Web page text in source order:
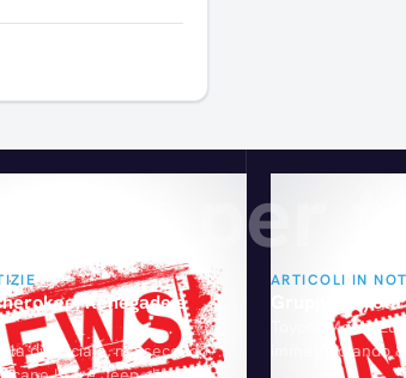
per te
Renegade e
di ufficiale, ma secondo
ARTICOLI IN
Gruppo
Toyota Motor
immatricolando